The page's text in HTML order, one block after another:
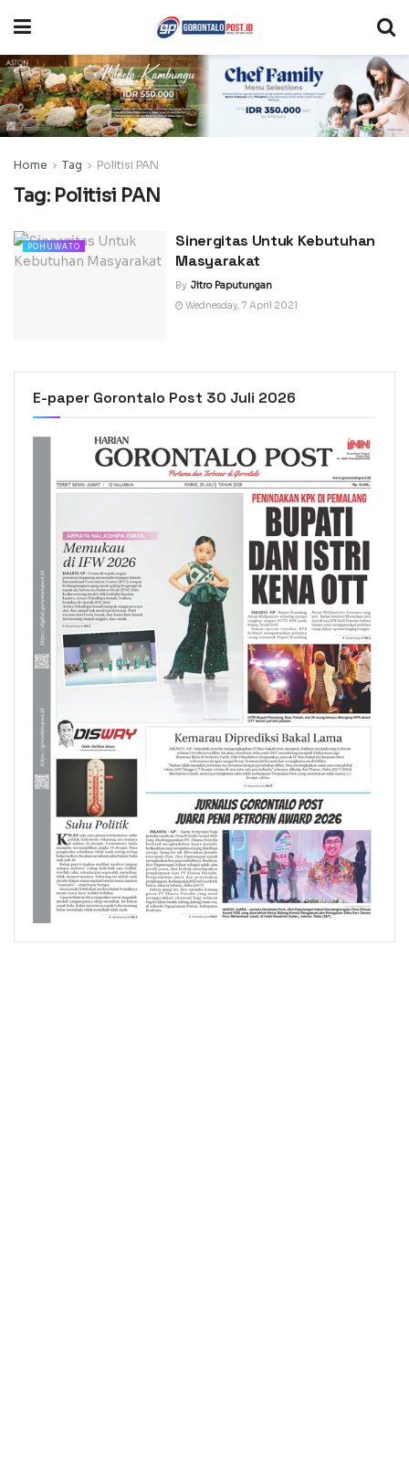
Home Tag Politisi PAN
Tag: Politisi PAN
POHUWATO
Sinergitas Untuk Kebutuhan
Masyarakat
By Jitro Paputungan
Wednesday, 7 April 2021
E-paper Gorontalo Post 30 Juli 2026